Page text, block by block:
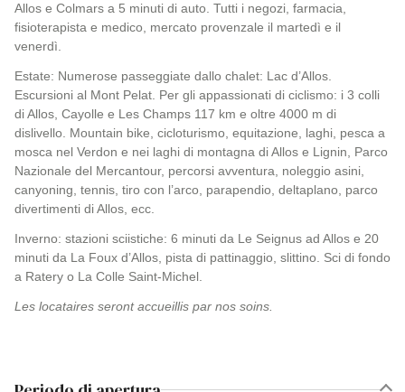
Allos e Colmars a 5 minuti di auto. Tutti i negozi, farmacia,
fisioterapista e medico, mercato provenzale il martedì e il
venerdì.
Estate: Numerose passeggiate dallo chalet: Lac d’Allos.
Escursioni al Mont Pelat. Per gli appassionati di ciclismo: i 3 colli
di Allos, Cayolle e Les Champs 117 km e oltre 4000 m di
dislivello. Mountain bike, cicloturismo, equitazione, laghi, pesca a
mosca nel Verdon e nei laghi di montagna di Allos e Lignin, Parco
Nazionale del Mercantour, percorsi avventura, noleggio asini,
canyoning, tennis, tiro con l’arco, parapendio, deltaplano, parco
divertimenti di Allos, ecc.
Inverno: stazioni sciistiche: 6 minuti da Le Seignus ad Allos e 20
minuti da La Foux d’Allos, pista di pattinaggio, slittino. Sci di fondo
a Ratery o La Colle Saint-Michel.
Les locataires seront accueillis par nos soins.